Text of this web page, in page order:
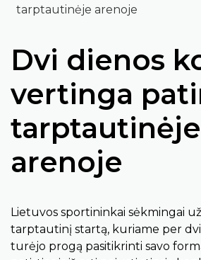
tarptautinėje arenoje
Dvi dienos
vertinga
tarptautinėje
arenoje
Lietuvos sportininkai sėkmingai
tarptautinį startą, kuriame per
turėjo progą pasitikrinti savo